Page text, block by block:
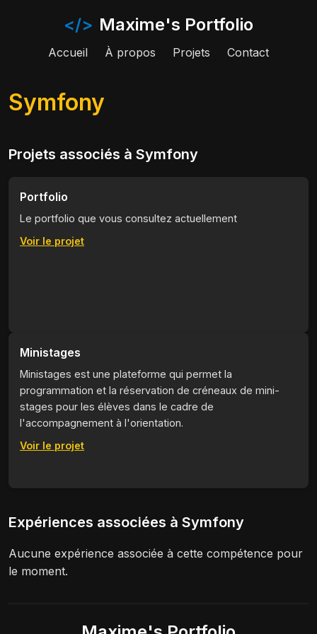
</> Maxime's Portfolio
Accueil À propos Projets Contact
Symfony
Projets associés à Symfony
Portfolio
Le portfolio que vous consultez actuellement
Voir le projet
Ministages
Ministages est une plateforme qui permet la
programmation et la réservation de créneaux de mini-
stages pour les élèves dans le cadre de
l'accompagnement à l'orientation.
Voir le projet
Expériences associées à Symfony
Aucune expérience associée à cette compétence pour
le moment.